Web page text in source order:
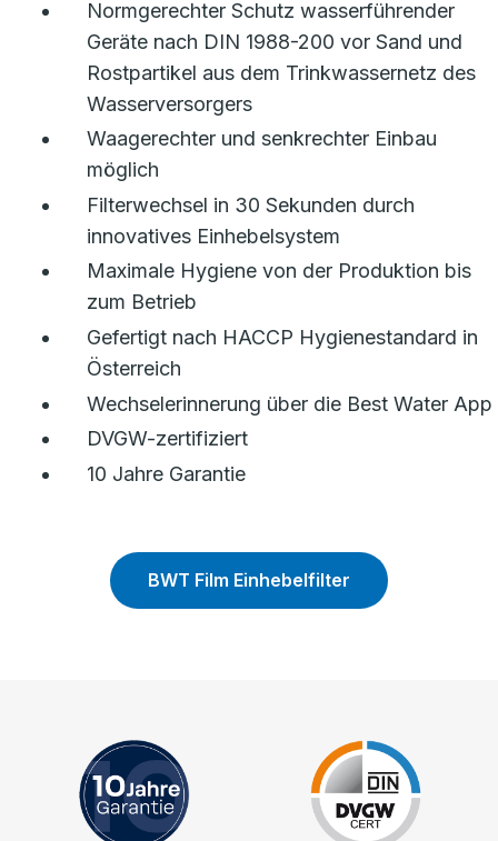
Normgerechter Schutz wasserführender
Geräte nach DIN 1988-200 vor Sand und
Rostpartikel aus dem Trinkwassernetz des
Wasserversorgers
Waagerechter und senkrechter Einbau
möglich
Filterwechsel in 30 Sekunden durch
innovatives Einhebelsystem
Maximale Hygiene von der Produktion bis
zum Betrieb
Gefertigt nach HACCP Hygienestandard in
Österreich
Wechselerinnerung über die Best Water App
DVGW-zertifiziert
10 Jahre Garantie
BWT Film Einhebelfilter